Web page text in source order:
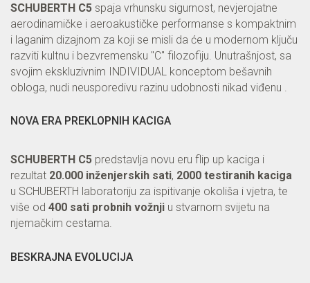
SCHUBERTH C5 spaja vrhunsku sigurnost, nevjerojatne
aerodinamičke i aeroakustičke performanse s kompaktnim
i laganim dizajnom za koji se misli da će u modernom ključu
razviti kultnu i bezvremensku "C" filozofiju. Unutrašnjost, sa
svojim ekskluzivnim INDIVIDUAL konceptom bešavnih
obloga, nudi neusporedivu razinu udobnosti nikad viđenu .
NOVA ERA PREKLOPNIH KACIGA
SCHUBERTH C5 predstavlja novu eru flip up kaciga i
rezultat 20.000 inženjerskih sati, 2000 testiranih kaciga
u SCHUBERTH laboratoriju za ispitivanje okoliša i vjetra, te
više od 400 sati probnih vožnji u stvarnom svijetu na
njemačkim cestama.
BESKRAJNA EVOLUCIJA